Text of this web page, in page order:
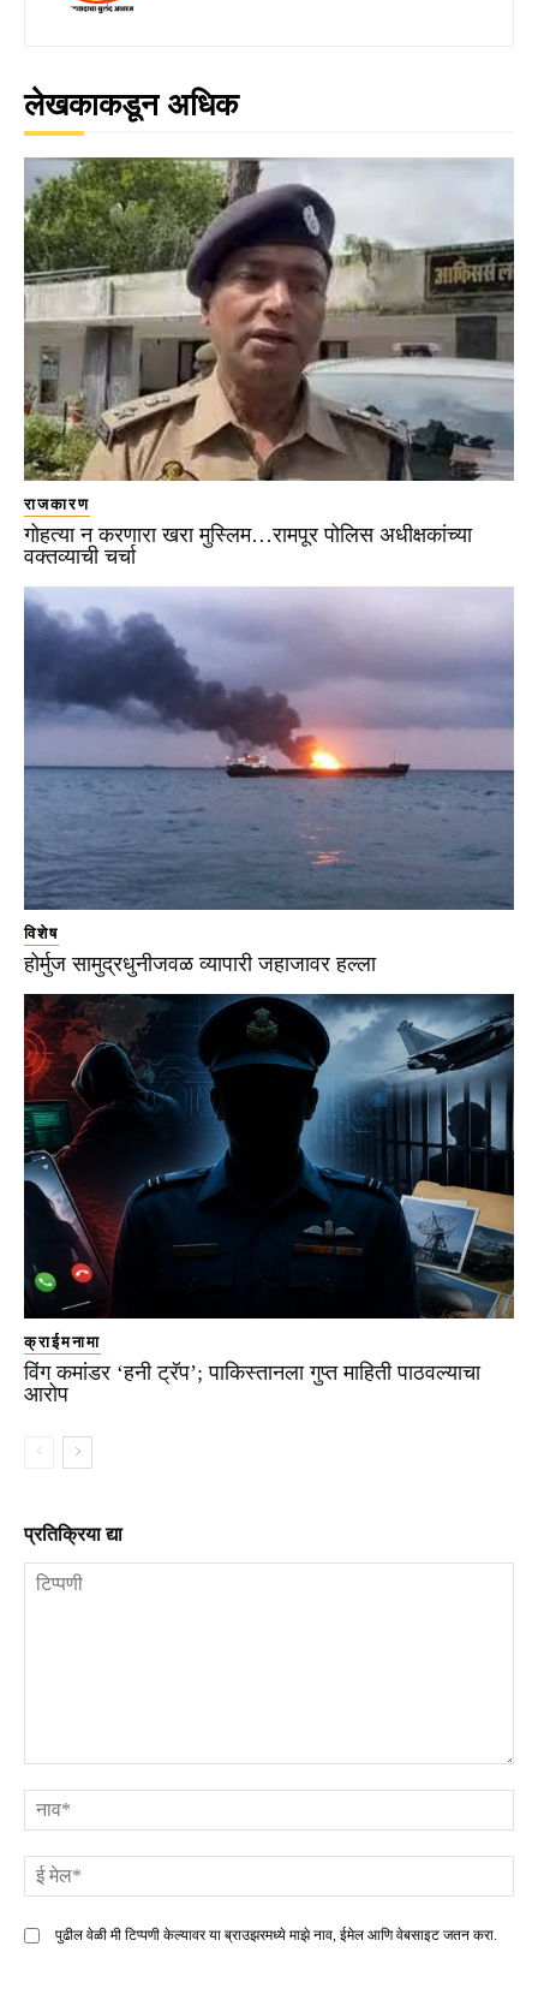
लेखकाकडून अधिक
राजकारण
गोहत्या न करणारा खरा मुस्लिम…रामपूर पोलिस अधीक्षकांच्या
वक्तव्याची चर्चा
विशेष
होर्मुज सामुद्रधुनीजवळ व्यापारी जहाजावर हल्ला
क्राईमनामा
विंग कमांडर ‘हनी ट्रॅप’; पाकिस्तानला गुप्त माहिती पाठवल्याचा
आरोप
प्रतिक्रिया द्या
पुढील वेळी मी टिप्पणी केल्यावर या ब्राउझरमध्ये माझे नाव, ईमेल आणि वेबसाइट जतन करा.